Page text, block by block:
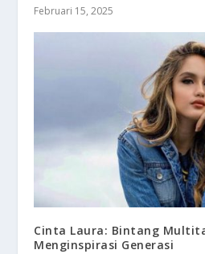
Februari 15, 2025
Cinta Laura: Bintang
Menginspirasi Generasi